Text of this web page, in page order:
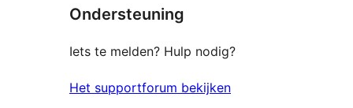
Ondersteuning
Iets te melden? Hulp nodig?
Het supportforum bekijken